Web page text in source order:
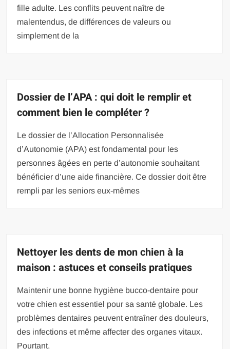
fille adulte. Les conflits peuvent naître de
malentendus, de différences de valeurs ou
simplement de la
Dossier de l’APA : qui doit le remplir et
comment bien le compléter ?
Le dossier de l’Allocation Personnalisée
d’Autonomie (APA) est fondamental pour les
personnes âgées en perte d’autonomie souhaitant
bénéficier d’une aide financière. Ce dossier doit être
rempli par les seniors eux-mêmes
Nettoyer les dents de mon chien à la
maison : astuces et conseils pratiques
Maintenir une bonne hygiène bucco-dentaire pour
votre chien est essentiel pour sa santé globale. Les
problèmes dentaires peuvent entraîner des douleurs,
des infections et même affecter des organes vitaux.
Pourtant,